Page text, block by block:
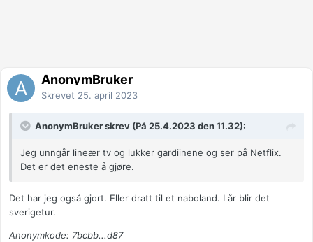
AnonymBruker
Skrevet 25. april 2023
AnonymBruker skrev (På 25.4.2023 den 11.32):
Jeg unngår lineær tv og lukker gardiinene og ser på Netflix.
Det er det eneste å gjøre.
Det har jeg også gjort. Eller dratt til et naboland. I år blir det
sverigetur.
Anonymkode: 7bcbb...d87